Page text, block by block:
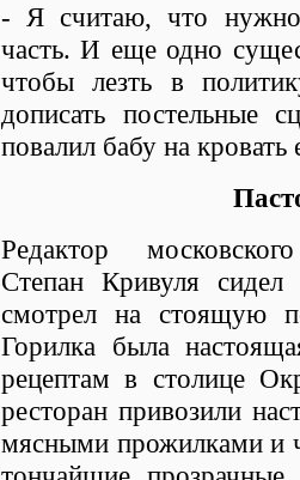
- Я считаю, что нужно
часть. И еще одно
чтобы лезть в
дописать постельные
повалил бабу на кровать
Редактор
Степан Кривуля
смотрел на стоящую
Горилка была
рецептам в столице
ресторан привозили
мясными прожилками и